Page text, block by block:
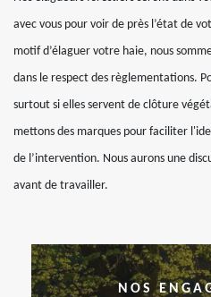
avec vous pour voir de près l’état de
motif d’élaguer votre haie, nous
dans le respect des règlementations.
surtout si elles servent de clôture
mettons des marques pour faciliter
de l’intervention. Nous aurons une
avant de travailler.
NOS